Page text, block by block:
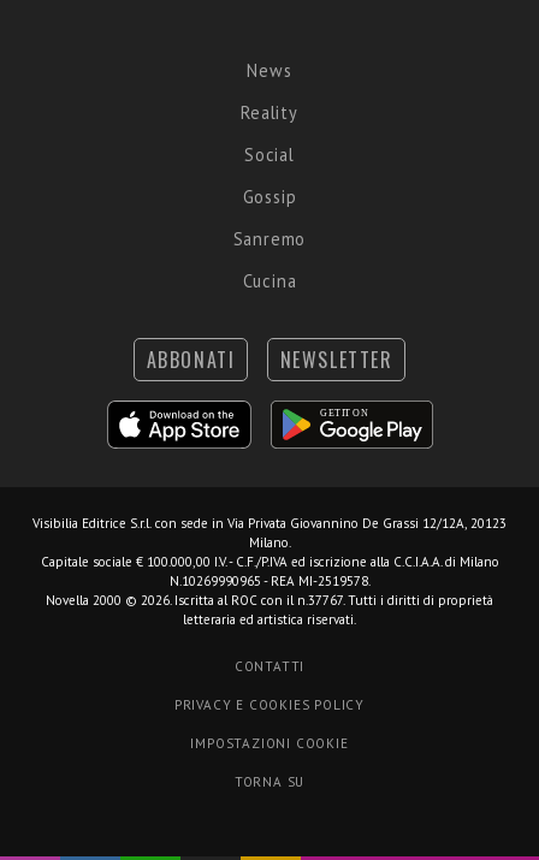
News
Reality
Social
Gossip
Sanremo
Cucina
ABBONATI NEWSLETTER
Visibilia Editrice S.r.l. con sede in Via Privata Giovannino De Grassi 12/12A, 20123
Milano.
Capitale sociale € 100.000,00 I.V. - C.F./P.IVA ed iscrizione alla C.C.I.A.A. di Milano
N.10269990965 - REA MI-2519578.
Novella 2000 © 2026. Iscritta al ROC con il n.37767. Tutti i diritti di proprietà
letteraria ed artistica riservati.
CONTATTI
PRIVACY E COOKIES POLICY
IMPOSTAZIONI COOKIE
TORNA SU